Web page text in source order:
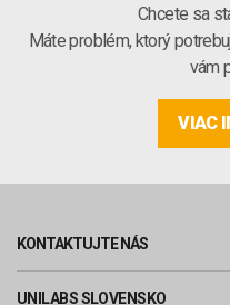
Chcete sa
Máte problém, ktorý
vám
VIAC
KONTAKTUJTE NÁS
UNILABS SLOVENSKO